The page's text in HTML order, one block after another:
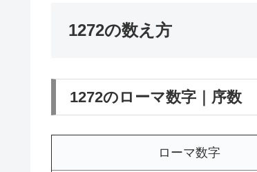
1272の数え方
1272のローマ数字｜序数
ローマ数字